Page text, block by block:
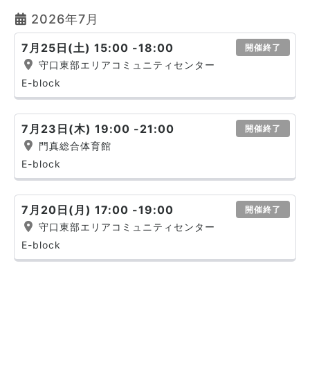
2026年7月
7月25日(土) 15:00 -18:00 開催終了
守口東部エリアコミュニティセンター
E-block
7月23日(木) 19:00 -21:00 開催終了
門真総合体育館
E-block
7月20日(月) 17:00 -19:00 開催終了
守口東部エリアコミュニティセンター
E-block